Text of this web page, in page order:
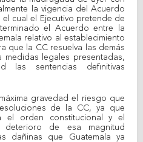
la vigencia del Acuerdo
cual el Ejecutivo pretende de
el Acuerdo entre la
relativo al establecimiento
que la CC resuelva las demás
medidas legales presentadas,
las sentencias definitivas
gravedad el riesgo que
de la CC, ya que
el orden constitucional y el
deterioro de esa magnitud
dañinas que Guatemala ya